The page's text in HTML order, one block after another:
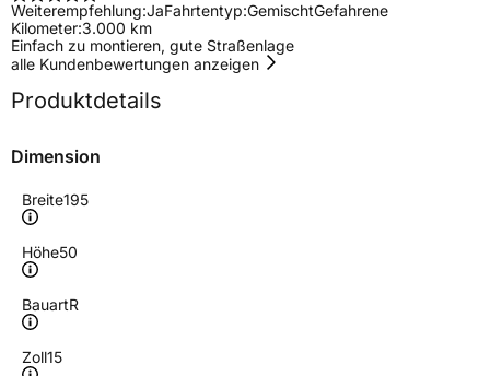
Weiterempfehlung:JaFahrtentyp:GemischtGefahrene
Kilometer:3.000 km
Einfach zu montieren, gute Straßenlage
alle Kundenbewertungen anzeigen
Produktdetails
Dimension
Breite195
Höhe50
BauartR
Zoll15